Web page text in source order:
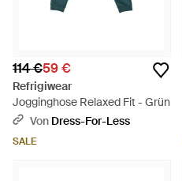
114 €59 €
Refrigiwear
Jogginghose Relaxed Fit - Grün
Von Dress-For-Less
SALE